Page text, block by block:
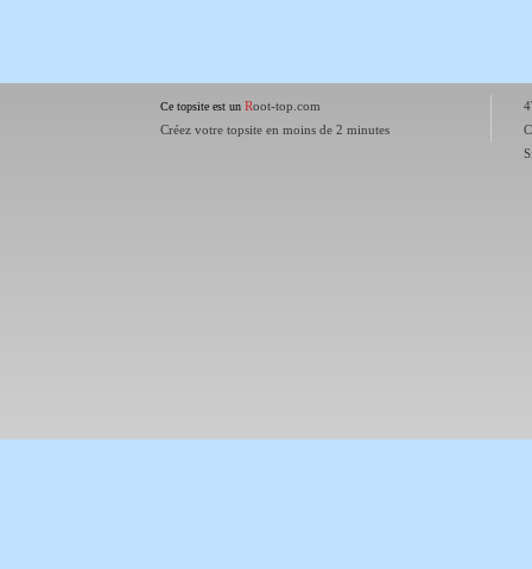
Ce topsite est un Root-top.com
Créez votre topsite en moins de 2 minutes